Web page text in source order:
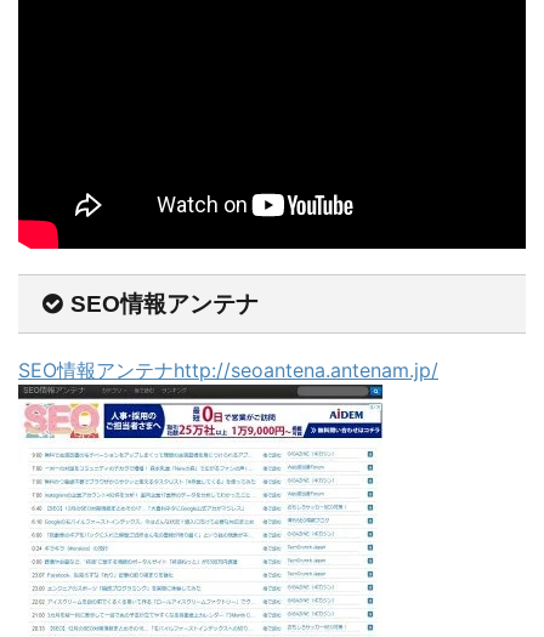
SEO情報アンテナ
SEO情報アンテナhttp://seoantena.antenam.jp/